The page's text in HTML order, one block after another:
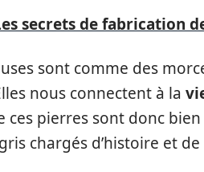
secrets de fabrication
sont comme des
nous connectent à la
ces pierres sont donc
chargés d’histoire et de